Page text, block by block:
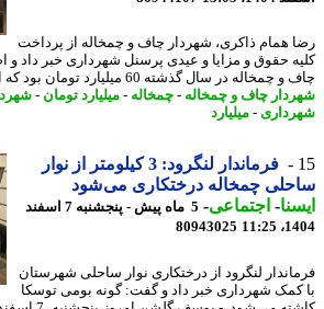
همام ذاکری، شهردار چاف و چمخاله از پرداخت
حقوق و مزایا و عیدی پرسنل شهرداری خبر داد و
در سال گذشته 60 میلیارد تومان بود که امسال به 150 و سپس ...
چاف و چمخاله-چمخاله-میلیارد تومان-شهردار-
- میلیارد
فرماندار لنگرود: 3 کیلومتر از نوار
چمخاله درختکاری می شود
-اجتماعی-
5 ماه پیش - پنجشنبه 7 اسفند
80943025
لنگرود از درختکاری نوار ساحلی شهرستان
شهرداری خبر داد و گفت: گونه بومی توسکا